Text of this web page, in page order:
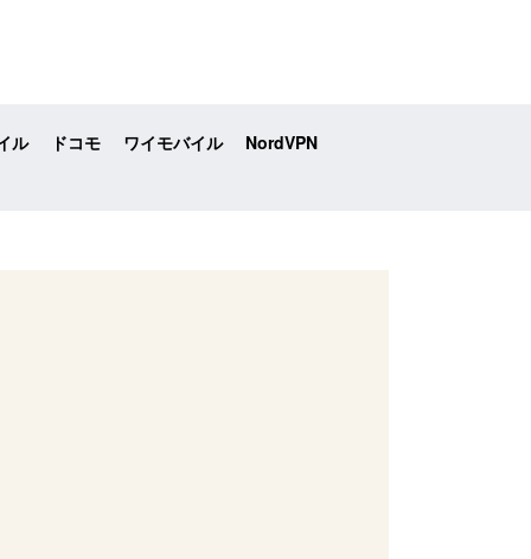
ル ドコモ ワイモバイル NordVPN